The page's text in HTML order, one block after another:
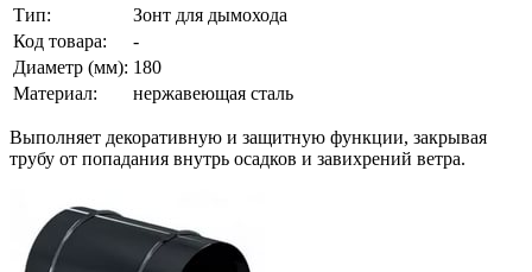
Тип:
Зонт для дымохода
Код товара:
-
Диаметр (мм): 180
Материал:
нержавеющая сталь
Выполняет декоративную и защитную функции, закрывая
трубу от попадания внутрь осадков и завихрений ветра.